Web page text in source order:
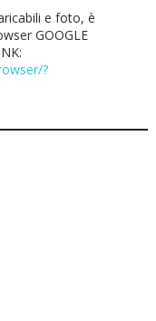
e foto, è
GOOGLE
?